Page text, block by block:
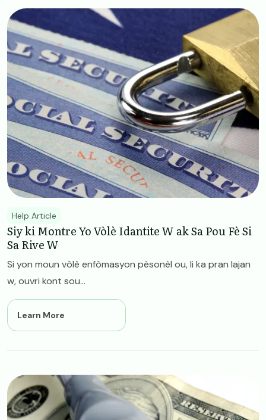
Image
Help Article
Siy ki Montre Yo Vòlè Idantite W ak Sa Pou Fè Si
Sa Rive W
Si yon moun vòlè enfòmasyon pèsonèl ou, li ka pran lajan
w, ouvri kont sou...
Learn More
Image